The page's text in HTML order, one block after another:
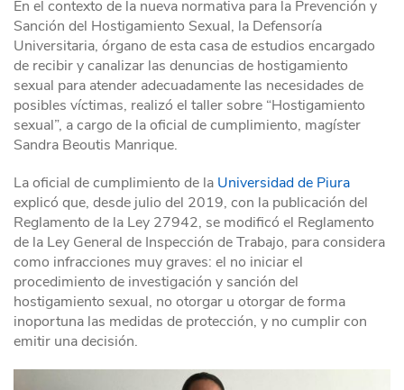
En el contexto de la nueva normativa para la Prevención y
Sanción del Hostigamiento Sexual, la Defensoría
Universitaria, órgano de esta casa de estudios encargado
de recibir y canalizar las denuncias de hostigamiento
sexual para atender adecuadamente las necesidades de
posibles víctimas, realizó el taller sobre “Hostigamiento
sexual”, a cargo de la oficial de cumplimiento, magíster
Sandra Beoutis Manrique.
La oficial de cumplimiento de la Universidad de Piura
explicó que, desde julio del 2019, con la publicación del
Reglamento de la Ley 27942, se modificó el Reglamento
de la Ley General de Inspección de Trabajo, para considera
como infracciones muy graves: el no iniciar el
procedimiento de investigación y sanción del
hostigamiento sexual, no otorgar u otorgar de forma
inoportuna las medidas de protección, y no cumplir con
emitir una decisión.